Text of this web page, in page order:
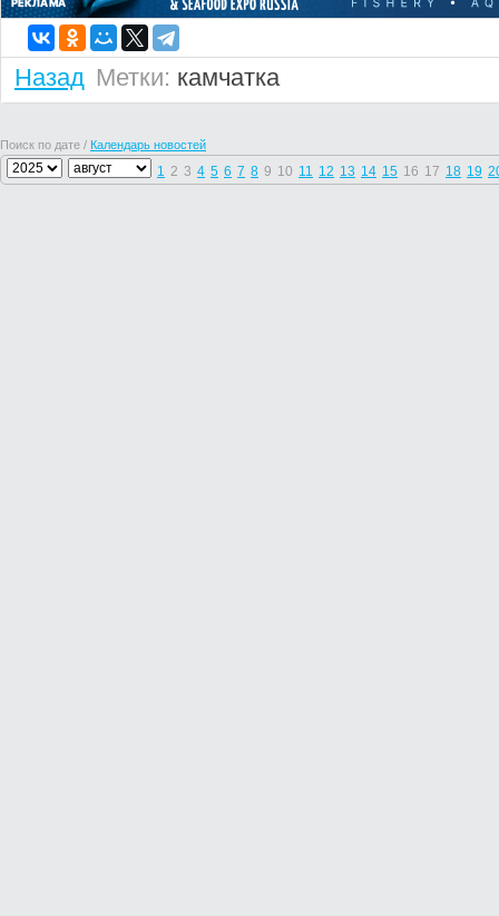
Назад Метки: камчатка
Поиск по дате / Календарь новостей
1 2 3 4 5 6 7 8 9 10 11 12 13 14 15 16 17 18 19